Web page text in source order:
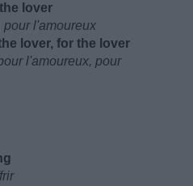
lover
pour l'amoureux
lover, for the lover
l'amoureux, pour